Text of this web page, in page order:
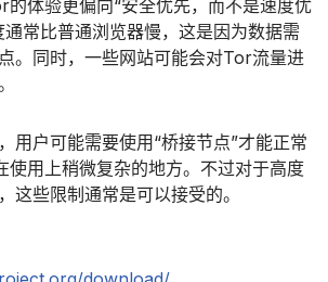
体验更偏向“安全优先，而不是速度优
通常比普通浏览器慢，这是因为数据需
。同时，一些网站可能会对Tor流量进
用户可能需要使用“桥接节点”才能正常
使用上稍微复杂的地方。不过对于高度
这些限制通常是可以接受的。